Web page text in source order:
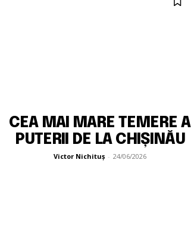
CEA MAI MARE TEMERE A
PUTERII DE LA CHIȘINĂU
Victor Nichituș - 24/06/2026